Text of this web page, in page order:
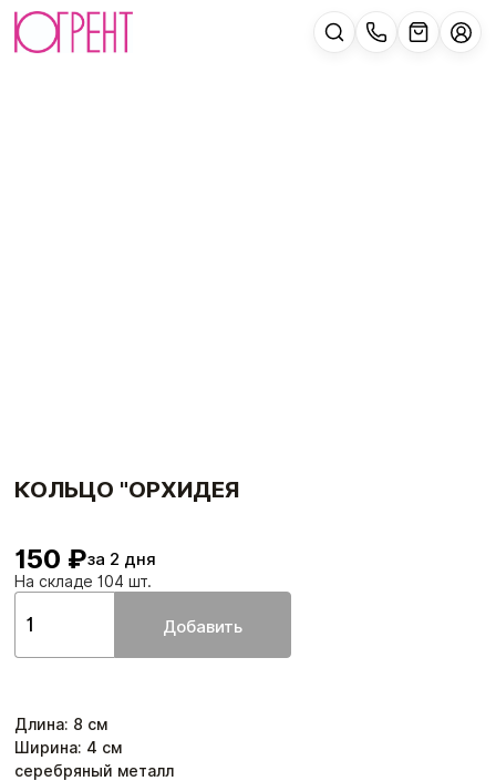
КОЛЬЦО "ОРХИДЕЯ
150 ₽за 2 дня
На складе 104 шт.
Добавить
Длина: 8 см
Ширина: 4 см
серебряный металл